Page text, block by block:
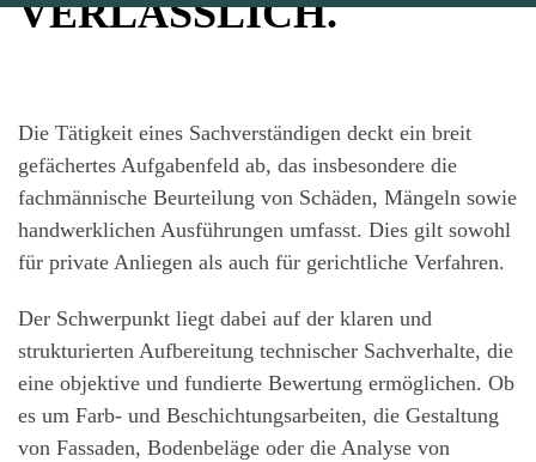
VERLÄSSLICH.
Die Tätigkeit eines Sachverständigen deckt ein breit
gefächertes Aufgabenfeld ab, das insbesondere die
fachmännische Beurteilung von Schäden, Mängeln sowie
handwerklichen Ausführungen umfasst. Dies gilt sowohl
für private Anliegen als auch für gerichtliche Verfahren.
Der Schwerpunkt liegt dabei auf der klaren und
strukturierten Aufbereitung technischer Sachverhalte, die
eine objektive und fundierte Bewertung ermöglichen. Ob
es um Farb- und Beschichtungsarbeiten, die Gestaltung
von Fassaden, Bodenbeläge oder die Analyse von